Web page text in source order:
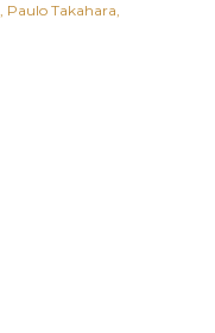
Paulo Takahara